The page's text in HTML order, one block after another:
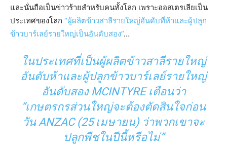
และนั่นถือเป็นข่าวร้ายสำหรับคนทั้งโลก เพราะออสเตรเลียเป็น
ประเทศของโลก “ผู้ผลิตข้าวสาลีรายใหญ่อันดับที่ห้าและผู้ปลูก
ข้าวบาร์เลย์รายใหญ่เป็นอันดับสอง”…
ในประเทศที่เป็นผู้ผลิตข้าวสาลีรายใหญ่
อันดับห้าและผู้ปลูกข้าวบาร์เลย์รายใหญ่
อันดับสอง MCINTYRE เตือนว่า
“เกษตรกรส่วนใหญ่จะต้องตัดสินใจก่อน
วัน ANZAC (25 เมษายน) ว่าพวกเขาจะ
ปลูกพืชในปีนี้หรือไม่”